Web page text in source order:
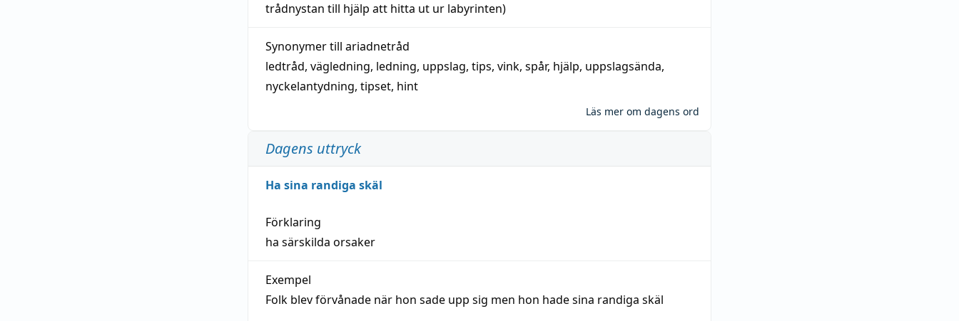
trådnystan till hjälp att hitta ut ur labyrinten)
Synonymer till ariadnetråd
ledtråd, vägledning, ledning, uppslag, tips, vink, spår, hjälp, uppslagsända,
nyckelantydning, tipset, hint
Läs mer om dagens ord
Dagens uttryck
Ha sina randiga skäl
Förklaring
ha särskilda orsaker
Exempel
Folk blev förvånade när hon sade upp sig men hon hade sina randiga skäl